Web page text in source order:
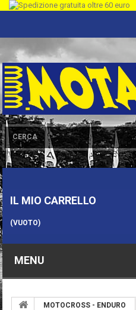
IL MIO CARRELLO
(VUOTO)
MENU
MOTOCROSS - ENDURO